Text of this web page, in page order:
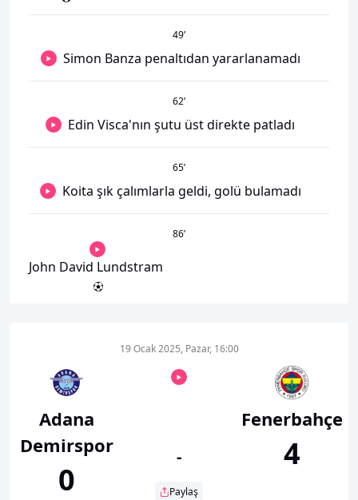
49’
Simon Banza penaltıdan yararlanamadı
62’
Edin Visca'nın şutu üst direkte patladı
65’
Koita şık çalımlarla geldi, golü bulamadı
86’
John David Lundstram
Adana
Demirspor
0
19 Ocak 2025, Pazar, 16:00
-
Paylaş
Fenerbahçe
4